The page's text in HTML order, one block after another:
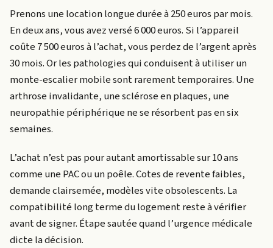
Prenons une location longue durée à 250 euros par mois.
En deux ans, vous avez versé 6 000 euros. Si l’appareil
coûte 7 500 euros à l’achat, vous perdez de l’argent après
30 mois. Or les pathologies qui conduisent à utiliser un
monte-escalier mobile sont rarement temporaires. Une
arthrose invalidante, une sclérose en plaques, une
neuropathie périphérique ne se résorbent pas en six
semaines.
L’achat n’est pas pour autant amortissable sur 10 ans
comme une PAC ou un poêle. Cotes de revente faibles,
demande clairsemée, modèles vite obsolescents. La
compatibilité long terme du logement reste à vérifier
avant de signer. Étape sautée quand l’urgence médicale
dicte la décision.